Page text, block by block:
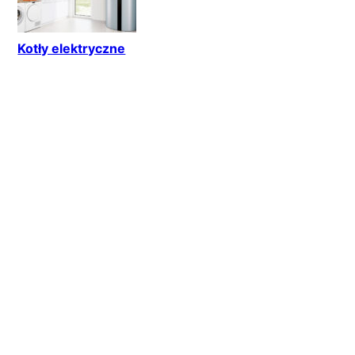
Kotły elektryczne